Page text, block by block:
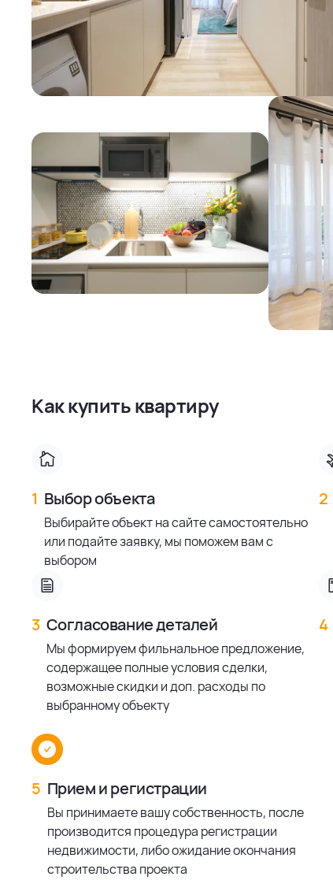
Как купить квартиру
1 Выбор объекта
Выбирайте объект на сайте самостоятельно
или подайте заявку, мы поможем вам с
выбором
2
3 Согласование деталей
Мы формируем фильнальное предложение,
содержащее полные условия сделки,
возможные скидки и доп. расходы по
выбранному объекту
4
5 Прием и регистрации
Вы принимаете вашу собственность, после
производится процедура регистрации
недвижимости, либо ожидание окончания
строительства проекта